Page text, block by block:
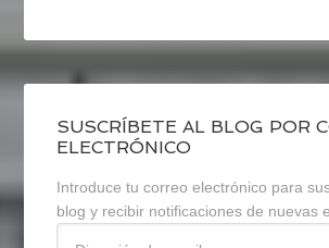
SUSCRÍBETE AL BLOG POR
ELECTRÓNICO
Introduce tu correo electrónico para
blog y recibir notificaciones de nuevas